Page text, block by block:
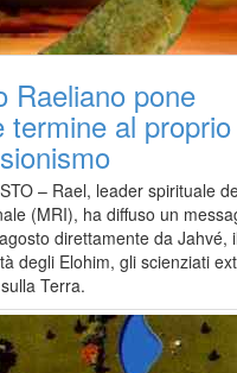
Raeliano pone
termine al proprio
– Rael, leader spirituale
(MRI), ha diffuso un
direttamente da Jahvé,
degli Elohim, gli scienziati
Terra.